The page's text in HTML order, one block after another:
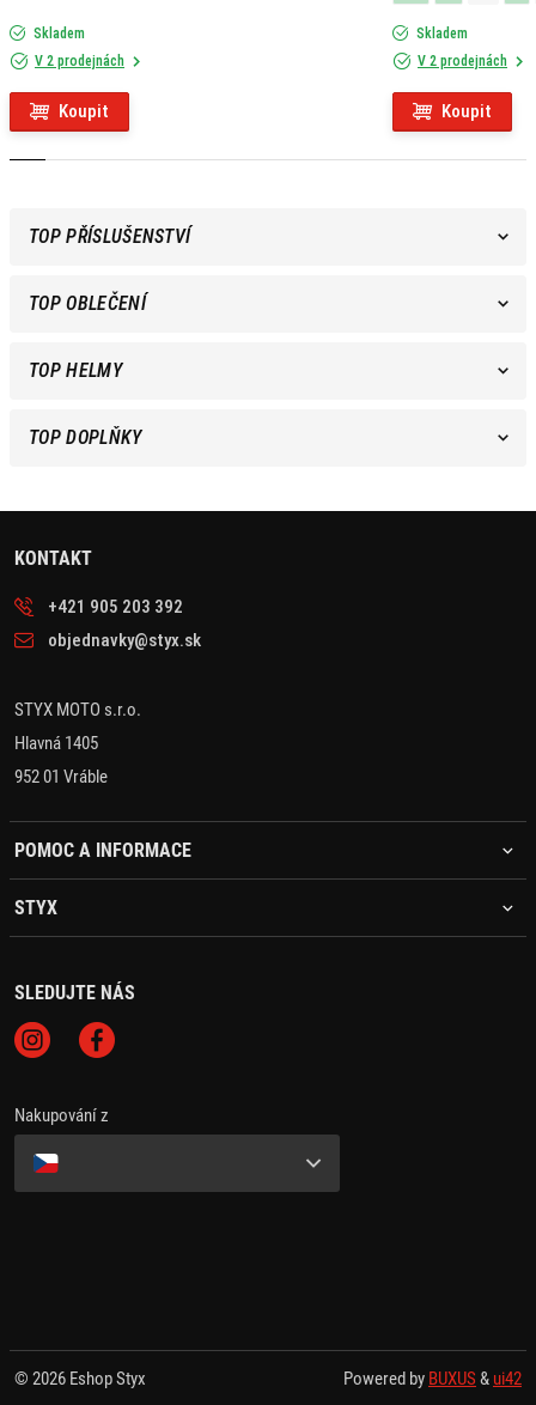
Skladem
V 2 prodejnách
Koupit
Skladem
V 2 prodejnách
Koupit
TOP PŘÍSLUŠENSTVÍ
TOP OBLEČENÍ
TOP HELMY
TOP DOPLŇKY
KONTAKT
+421 905 203 392
objednavky@styx.sk
STYX MOTO s.r.o.
Hlavná 1405
952 01 Vráble
POMOC A INFORMACE
STYX
SLEDUJTE NÁS
Nakupování z
© 2026 Eshop Styx Powered by BUXUS & ui42